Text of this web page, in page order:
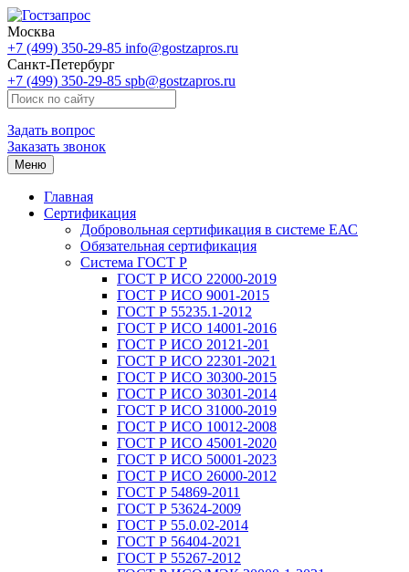
Москва
+7 (499) 350-29-85 info@gostzapros.ru
Санкт-Петербург
+7 (499) 350-29-85 spb@gostzapros.ru
Задать вопрос
Заказать звонок
Меню
Главная
Сертификация
Добровольная сертификация в системе ЕАС
Обязательная сертификация
Система ГОСТ Р
ГОСТ Р ИСО 22000-2019
ГОСТ Р ИСО 9001-2015
ГОСТ Р 55235.1-2012
ГОСТ Р ИСО 14001-2016
ГОСТ Р ИСО 20121-201
ГОСТ Р ИСО 22301-2021
ГОСТ Р ИСО 30300-2015
ГОСТ Р ИСО 30301-2014
ГОСТ Р ИСО 31000-2019
ГОСТ Р ИСО 10012-2008
ГОСТ Р ИСО 45001-2020
ГОСТ Р ИСО 50001-2023
ГОСТ Р ИСО 26000-2012
ГОСТ Р 54869-2011
ГОСТ Р 53624-2009
ГОСТ Р 55.0.02-2014
ГОСТ Р 56404-2021
ГОСТ Р 55267-2012